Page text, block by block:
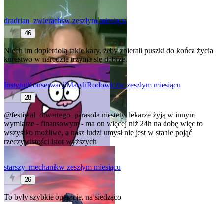
dradrian_zwierachsw zeszłym miesiącu
46
Niech im dopierdolą takie kary, żeby zbierali puszki do końca życia
kurestwo w narodzie trzyma się dobrze.
InstytutKonserwacjiMaryliRodowiczw zeszłym miesiącu
28
@festiwal_otwartego_parasola niestety, lekarze żyją w innym
wymiarze - finansowym - ma on więcej niż 24h na dobę więc to
wszystko możliwe, a nasz ludzi umysł nie jest w stanie pojąć
rzeczywistości istot wyższych
starszy_mechanikw zeszłym miesiącu
26
To były szybkie operacje, na siedząco